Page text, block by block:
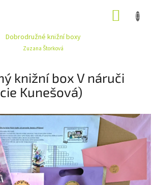
Dobrodružné knižní boxy
Zuzana Štorková
knižní box V náruči
Kunešová)